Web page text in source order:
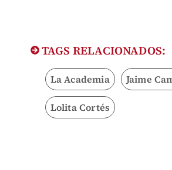
TAGS RELACIONADOS:
La Academia Jaime
Lolita Cortés